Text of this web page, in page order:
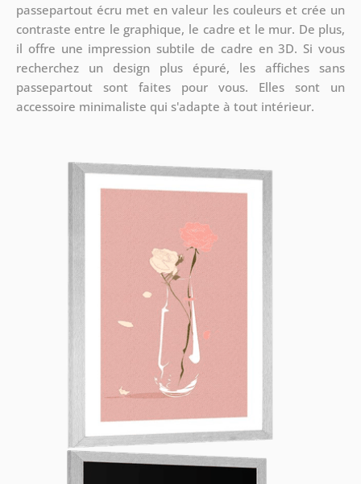
passepartout écru met en valeur les couleurs et crée un
contraste entre le graphique, le cadre et le mur. De plus,
il offre une impression subtile de cadre en 3D. Si vous
recherchez un design plus épuré, les affiches sans
passepartout sont faites pour vous. Elles sont un
accessoire minimaliste qui s'adapte à tout intérieur.